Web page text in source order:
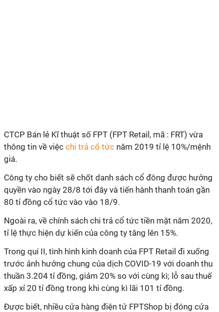
CTCP Bán lẻ Kĩ thuật số FPT (FPT Retail, mã : FRT) vừa
thông tin về việc chi trả cổ tức năm 2019 tỉ lệ 10%/mệnh
giá.
Công ty cho biết sẽ chốt danh sách cổ đông được hưởng
quyền vào ngày 28/8 tới đây và tiến hành thanh toán gần
80 tỉ đồng cổ tức vào vào 18/9.
Ngoài ra, về chính sách chi trả cổ tức tiền mặt năm 2020,
tỉ lệ thực hiện dự kiến của công ty tăng lên 15%.
Trong quí II, tình hình kinh doanh của FPT Retail đi xuống
trước ảnh hưởng chung của dịch COVID-19 với doanh thu
thuần 3.204 tỉ đồng, giảm 20% so với cùng kì; lỗ sau thuế
xấp xỉ 20 tỉ đồng trong khi cùng kì lãi 101 tỉ đồng.
Được biết, nhiều cửa hàng điện tử FPTShop bị đóng cửa